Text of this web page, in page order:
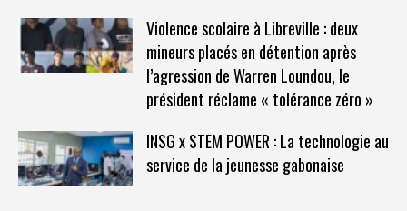
Violence scolaire à Libreville : deux
mineurs placés en détention après
l’agression de Warren Loundou, le
président réclame « tolérance zéro »
INSG x STEM POWER : La technologie au
service de la jeunesse gabonaise